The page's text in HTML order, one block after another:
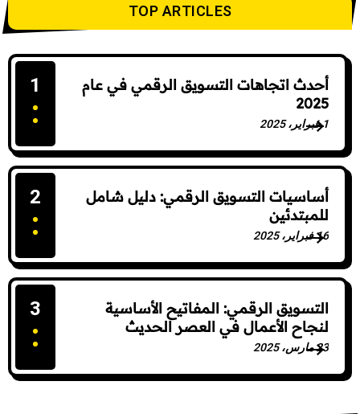
TOP ARTICLES
أحدث اتجاهات التسويق الرقمي في عام
2025
1 فبراير، 2025
1
أساسيات التسويق الرقمي: دليل شامل
للمبتدئين
16 فبراير، 2025
2
التسويق الرقمي: المفاتيح الأساسية
لنجاح الأعمال في العصر الحديث
23 مارس، 2025
3